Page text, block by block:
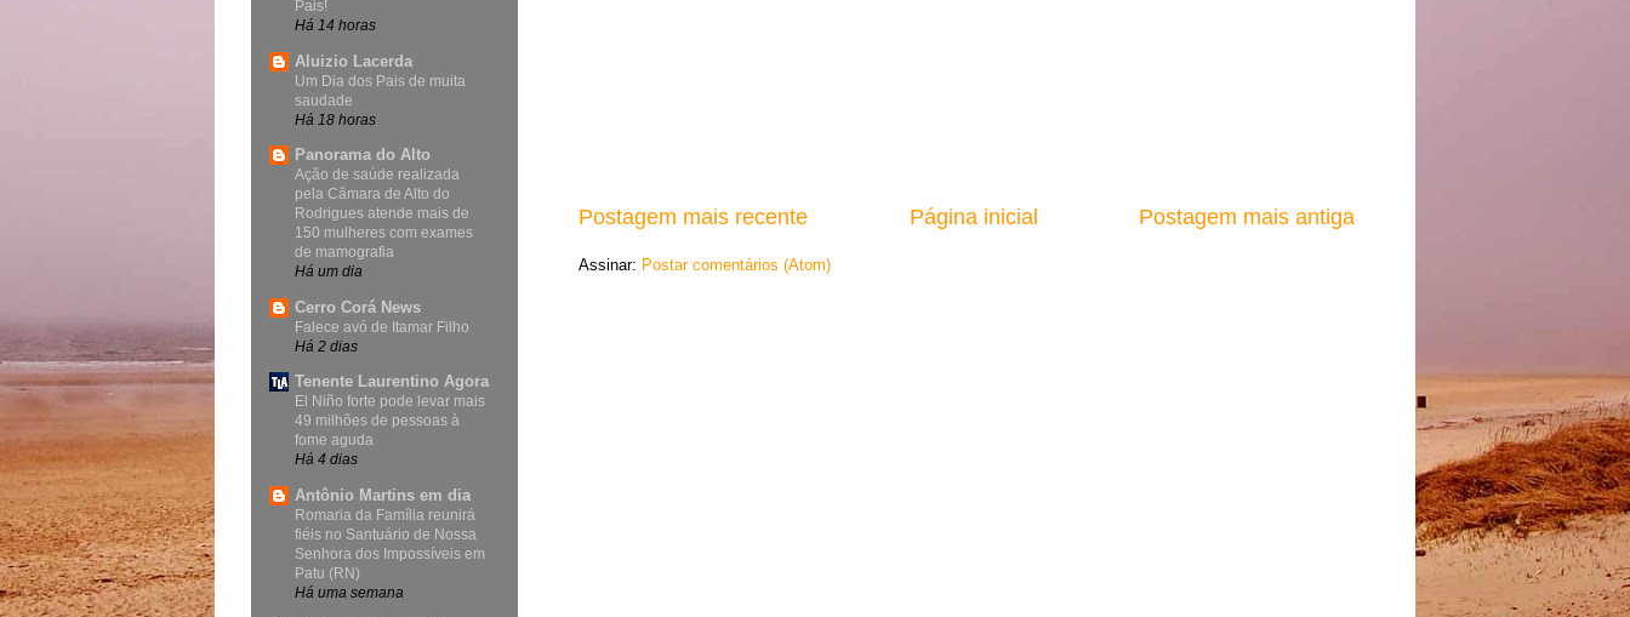
Postagem mais recente Postagem mais antiga
Página inicial
Assinar: Postar comentários (Atom)
Pais!
Há 14 horas
Aluizio Lacerda
Um Dia dos Pais de muita
saudade
Há 18 horas
Panorama do Alto
Ação de saúde realizada
pela Câmara de Alto do
Rodrigues atende mais de
150 mulheres com exames
de mamografia
Há um dia
Cerro Corá News
Falece avó de Itamar Filho
Há 2 dias
Tenente Laurentino Agora
El Niño forte pode levar mais
49 milhões de pessoas à
fome aguda
Há 4 dias
Antônio Martins em dia
Romaria da Família reunirá
fiéis no Santuário de Nossa
Senhora dos Impossíveis em
Patu (RN)
Há uma semana